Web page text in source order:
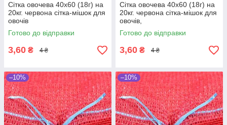
Сітка овочева 40х60 (18г) на
20кг. червона сітка-мішок для
овочів
Готово до відправки
3,60 ₴ 4 ₴
Сітка овочева 40х60 (18г) на
20кг. червона сітка-мішок для
овочів,
Готово до відправки
3,60 ₴ 4 ₴
–10% –10%